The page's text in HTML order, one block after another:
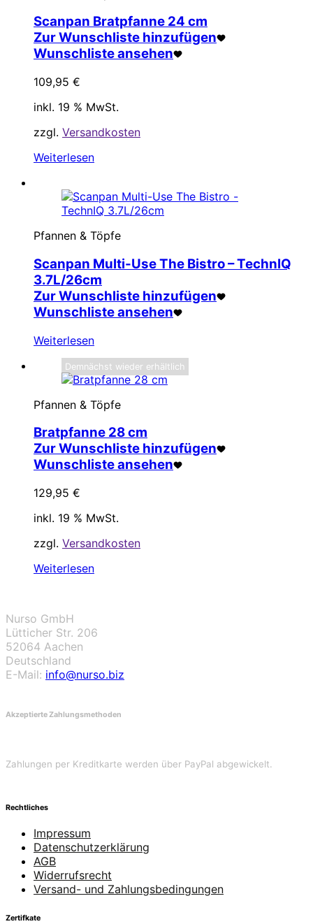
Scanpan Bratpfanne 24 cm
Zur Wunschliste hinzufügen
Wunschliste ansehen
109,95 €
inkl. 19 % MwSt.
zzgl. Versandkosten
Weiterlesen
Pfannen & Töpfe
Scanpan Multi-Use The Bistro – TechnIQ
3.7L/26cm
Zur Wunschliste hinzufügen
Wunschliste ansehen
Weiterlesen
Demnächst wieder erhältlich
Pfannen & Töpfe
Bratpfanne 28 cm
Zur Wunschliste hinzufügen
Wunschliste ansehen
129,95 €
inkl. 19 % MwSt.
zzgl. Versandkosten
Weiterlesen
Nurso GmbH
Lütticher Str. 206
52064 Aachen
Deutschland
E-Mail: info@nurso.biz
Akzeptierte Zahlungsmethoden
Zahlungen per Kreditkarte werden über PayPal abgewickelt.
Rechtliches
Impressum
Datenschutzerklärung
AGB
Widerrufsrecht
Versand- und Zahlungsbedingungen
Zertifkate